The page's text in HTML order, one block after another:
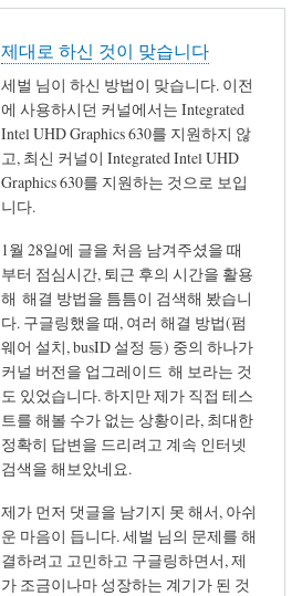
제대로 하신 것이 맞습니다
세벌 님이 하신 방법이 맞습니다. 이전
에 사용하시던 커널에서는 Integrated
Intel UHD Graphics 630를 지원하지 않
고, 최신 커널이 Integrated Intel UHD
Graphics 630를 지원하는 것으로 보입
니다.
1월 28일에 글을 처음 남겨주셨을 때
부터 점심시간, 퇴근 후의 시간을 활용
해 해결 방법을 틈틈이 검색해 봤습니
다. 구글링했을 때, 여러 해결 방법(펌
웨어 설치, busID 설정 등) 중의 하나가
커널 버전을 업그레이드 해 보라는 것
도 있었습니다. 하지만 제가 직접 테스
트를 해볼 수가 없는 상황이라, 최대한
정확히 답변을 드리려고 계속 인터넷
검색을 해보았네요.
제가 먼저 댓글을 남기지 못 해서, 아쉬
운 마음이 듭니다. 세벌 님의 문제를 해
결하려고 고민하고 구글링하면서, 제
가 조금이나마 성장하는 계기가 된 것